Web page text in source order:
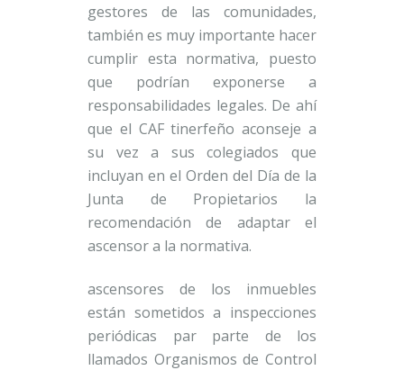
gestores de las comunidades,
también es muy importante hacer
cumplir esta normativa, puesto
que podrían exponerse a
responsabilidades legales. De ahí
que el CAF tinerfeño aconseje a
su vez a sus colegiados que
incluyan en el Orden del Día de la
Junta de Propietarios la
recomendación de adaptar el
ascensor a la normativa.
ascensores de los inmuebles
están sometidos a inspecciones
periódicas par parte de los
llamados Organismos de Control